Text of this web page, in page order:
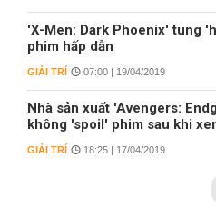
'X-Men: Dark Phoenix' tung
phim hấp dẫn
GIẢI TRÍ 07:00 | 19/04/2019
Nhà sản xuất 'Avengers:
không 'spoil' phim sau khi
GIẢI TRÍ 18:25 | 17/04/2019